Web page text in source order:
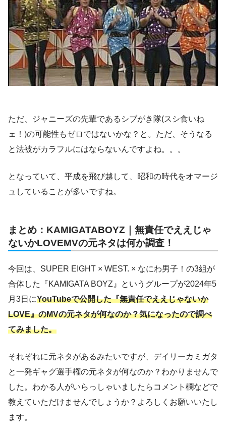
ただ、ジャニーズの先輩であるシブがき隊(スシ食いね
ェ！)の可能性もゼロではないかな？と。ただ、そうなる
と法被がカラフルにはならないんですよね。。。
となっていて、平成を飛び越して、昭和の時代をオマージ
ュしていることが多いですね。
まとめ：KAMIGATABOYZ｜無責任でええじゃ
ないかLOVEMVの元ネタは何か調査！
今回は、SUPER EIGHT × WEST. × なにわ男子！の3組が
合体した『KAMIGATA BOYZ』というグループが2024年5
月3日にYouTubeで公開した『無責任でええじゃないか
LOVE』のMVの元ネタが何なのか？気になったので調べ
てみました。
それぞれに元ネタがあるみたいですが、デイリーカミガタ
と一発ギャグ選手権の元ネタが何なのか？わかりませんで
した。わかる人がいらっしゃいましたらコメント欄などで
教えていただけませんでしょうか？よろしくお願いいたし
ます。